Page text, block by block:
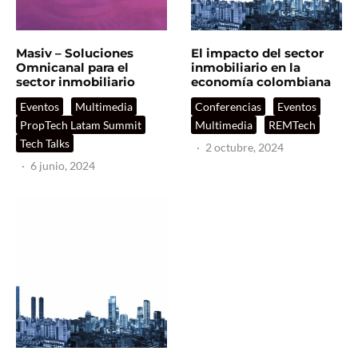
Masiv – Soluciones
Omnicanal para el
sector inmobiliario
Eventos
Multimedia
PropTech Latam Summit
Tech Talks
· 6 junio, 2024
El impacto del sector
inmobiliario en la
economía colombiana
Conferencias
Eventos
Multimedia
REMTech
· 2 octubre, 2024